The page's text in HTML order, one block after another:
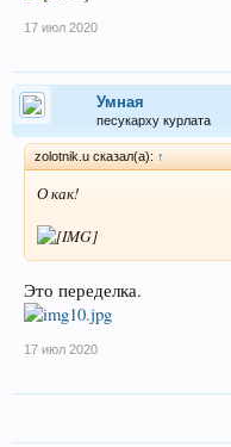
17 июл 2020
Умная
песукарху курлата
zolotnik.u сказал(а): ↑
О как!
Это переделка.
17 июл 2020